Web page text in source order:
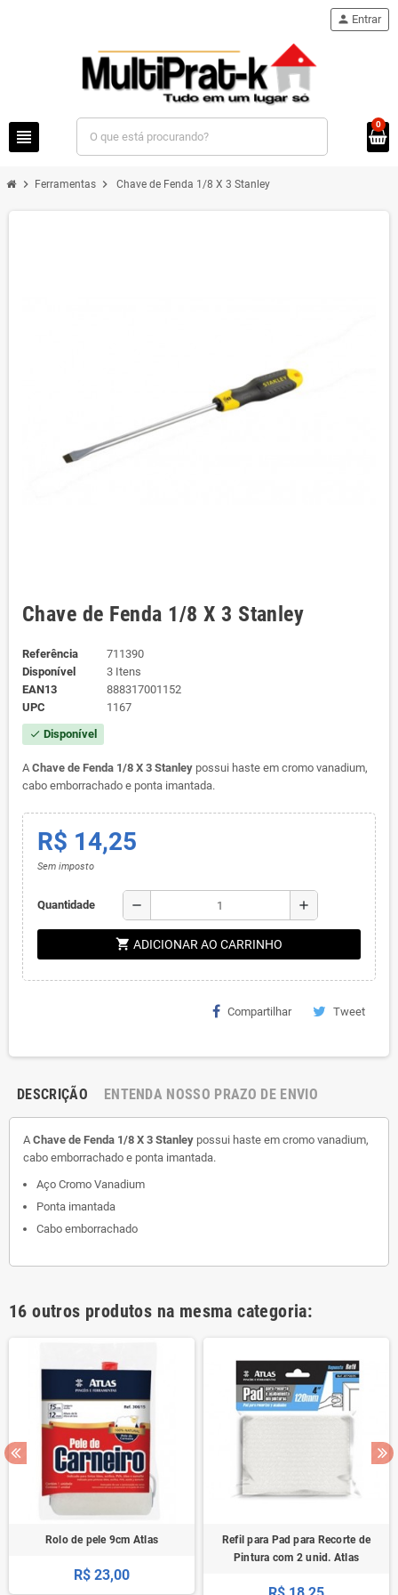
view_headline
person Entrar
0
chevron_right Ferramentas chevron_right Chave de Fenda 1/8 X 3 Stanley
Chave de Fenda 1/8 X 3 Stanley
Referência
711390
Disponível
3 Itens
EAN13
888317001152
UPC
1167
check Disponível
A Chave de Fenda 1/8 X 3 Stanley possui haste em cromo vanadium,
cabo emborrachado e ponta imantada.
R$ 14,25
Sem imposto
Quantidade remove add
shopping_cart ADICIONAR AO CARRINHO
Compartilhar Tweet
DESCRIÇÃO ENTENDA NOSSO PRAZO DE ENVIO
A Chave de Fenda 1/8 X 3 Stanley possui haste em cromo vanadium,
cabo emborrachado e ponta imantada.
Aço Cromo Vanadium
Ponta imantada
Cabo emborrachado
16 outros produtos na mesma categoria:
Rolo de pele 9cm Atlas
R$ 23,00
Refil para Pad para Recorte de
Pintura com 2 unid. Atlas